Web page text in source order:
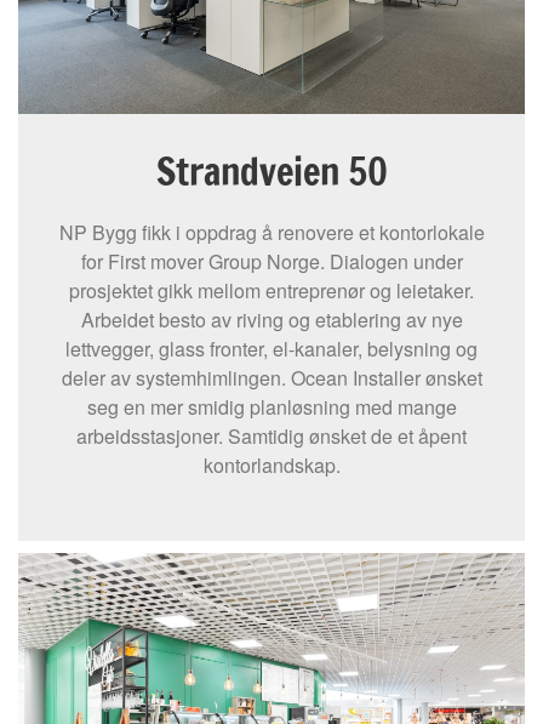
Strandveien 50
NP Bygg fikk i oppdrag å renovere et kontorlokale
for First mover Group Norge. Dialogen under
prosjektet gikk mellom entreprenør og leietaker.
Arbeidet besto av riving og etablering av nye
lettvegger, glass fronter, el-kanaler, belysning og
deler av systemhimlingen. Ocean Installer ønsket
seg en mer smidig planløsning med mange
arbeidsstasjoner. Samtidig ønsket de et åpent
kontorlandskap.